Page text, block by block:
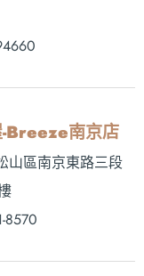
Breeze南京店
山區南京東路三段
8570